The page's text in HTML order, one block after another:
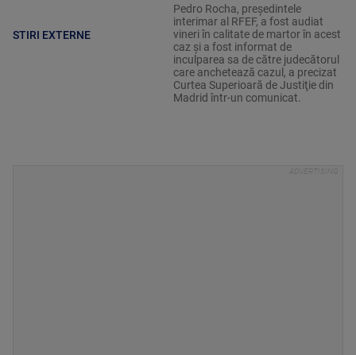
STIRI EXTERNE
Pedro Rocha, preşedintele
interimar al RFEF, a fost audiat
vineri în calitate de martor în acest
caz şi a fost informat de
inculparea sa de către judecătorul
care anchetează cazul, a precizat
Curtea Superioară de Justiţie din
Madrid într-un comunicat.